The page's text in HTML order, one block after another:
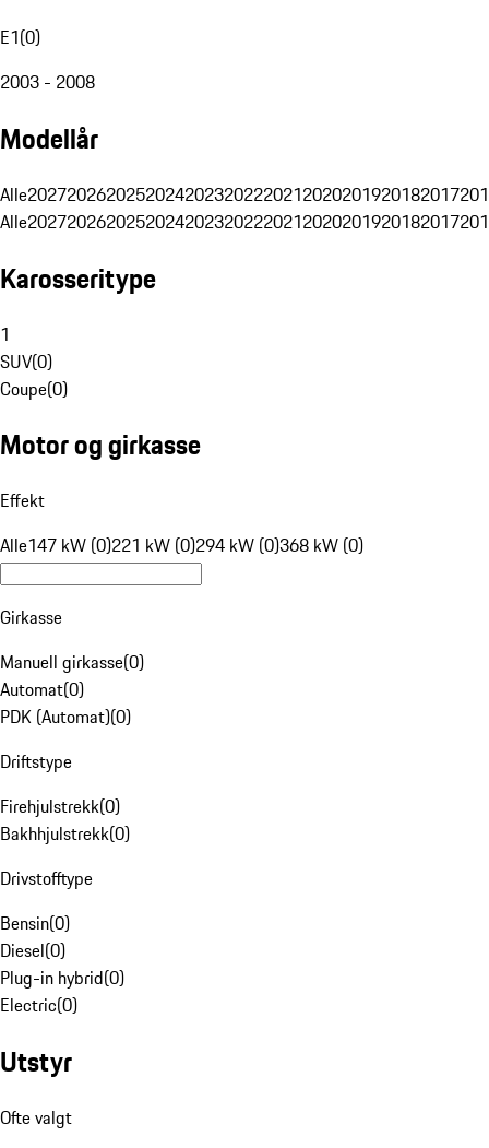
E1(0)
2003 - 2008
Modellår
Alle20272026202520242023202220212020201920182017
Alle20272026202520242023202220212020201920182017
Karosseritype
1
SUV(0)
Coupe(0)
Motor og girkasse
Effekt
Alle147 kW (0)221 kW (0)294 kW (0)368 kW (0)
Girkasse
Manuell girkasse(0)
Automat(0)
PDK (Automat)(0)
Driftstype
Firehjulstrekk(0)
Bakhhjulstrekk(0)
Drivstofftype
Bensin(0)
Diesel(0)
Plug-in hybrid(0)
Electric(0)
Utstyr
Ofte valgt